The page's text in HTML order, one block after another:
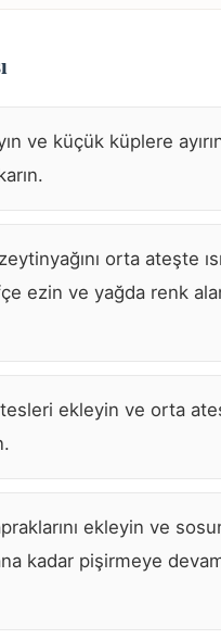
ve küçük küplere
orta ateşte
ezin ve yağda renk
ekleyin ve orta
ekleyin ve
kadar pişirmeye